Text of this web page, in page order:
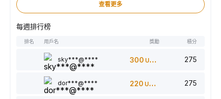
查看更多
每週排行榜
排名 用戶名 獎勵 積分
sky***@**** 300 USDT 275
dor***@**** 220 USDT 275